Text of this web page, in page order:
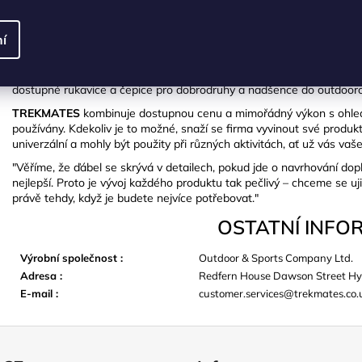
dostupné rukavice a čepice pro dobrodruhy a nadšence do
TREKMATES kombinuje dostupnou cenu a mimořádný výkon s
používány. Kdekoliv je to možné, snaží se firma vyvinout své
univerzální a mohly být použity při různých aktivitách, ať už vás
"Věříme, že ďábel se skrývá v detailech, pokud jde o navrhování
nejlepší. Proto je vývoj každého produktu tak pečlivý – chceme se
právě tehdy, když je budete nejvíce potřebovat."
OSTATNÍ
Výrobní společnost :
Outdoor & Sports Company Ltd.
Adresa :
Redfern House Dawson Street
E-mail :